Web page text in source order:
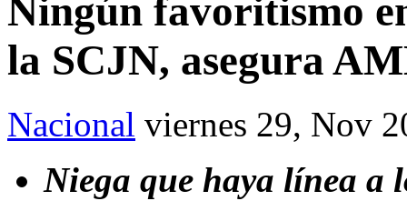
Ningún favoritismo
la SCJN, asegura
Nacional viernes 29, Nov
Niega que haya línea a